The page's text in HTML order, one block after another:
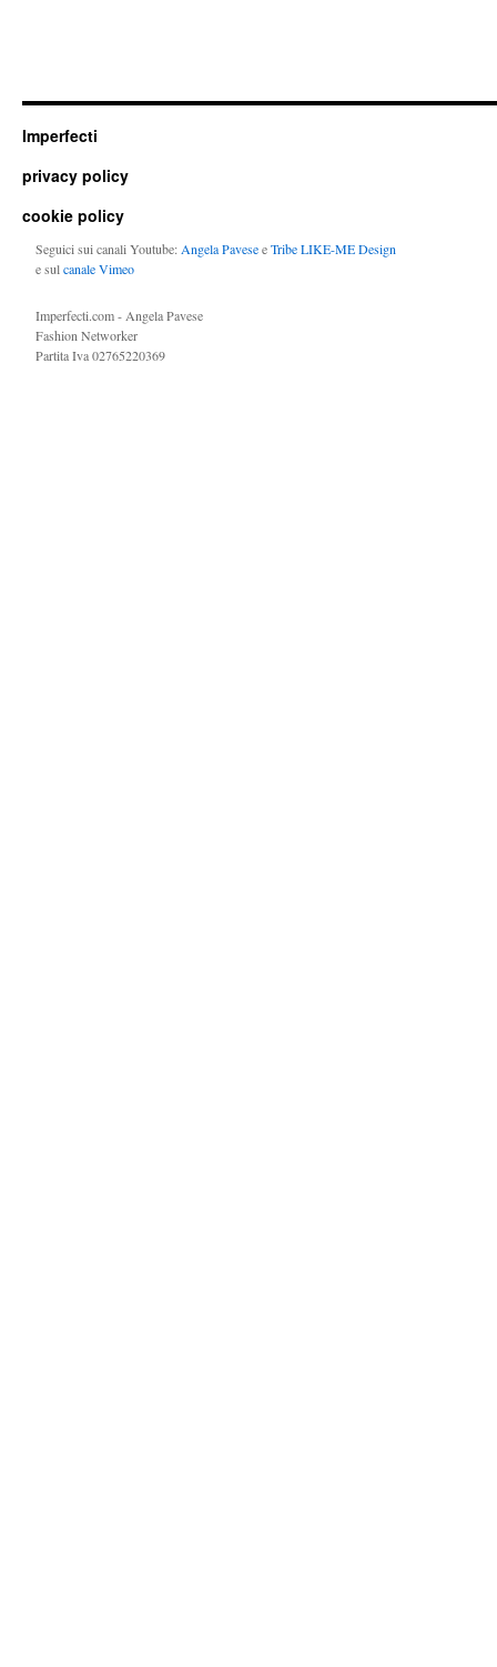
Imperfecti
privacy policy
cookie policy
Seguici sui canali Youtube: Angela PaveseeTribe LIKE-ME Design
e sulcanale Vimeo
Imperfecti.com - Angela Pavese
Fashion Networker
Partita Iva 02765220369